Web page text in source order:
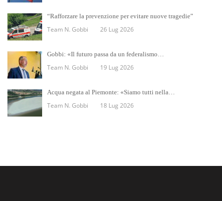
“Rafforzare la prevenzione per evitare nuove tragedie”
Team N. Gobbi 26 Lug 2026
Gobbi: «Il futuro passa da un federalismo…
Team N. Gobbi 19 Lug 2026
Acqua negata al Piemonte: «Siamo tutti nella…
Team N. Gobbi 18 Lug 2026